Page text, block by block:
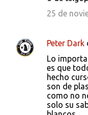
25 de
Peter Dark
Lo
es que
hecho
son de
como no
solo su